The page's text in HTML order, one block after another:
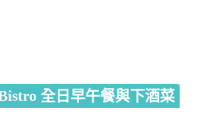
Bistro 全日早午餐與下酒菜